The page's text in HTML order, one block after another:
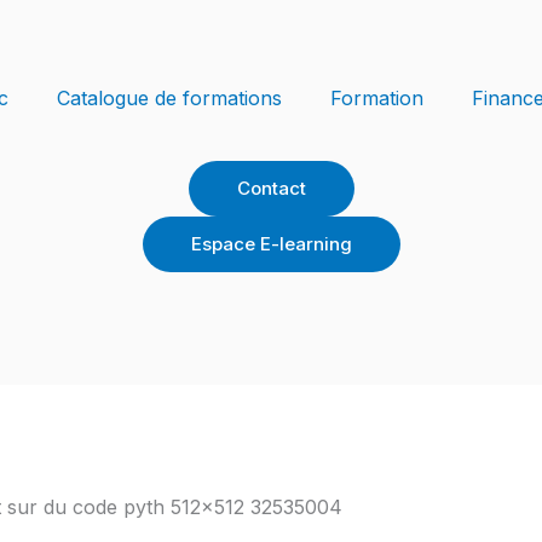
Catalogue de formations Formation
Contact
Espace E-learning